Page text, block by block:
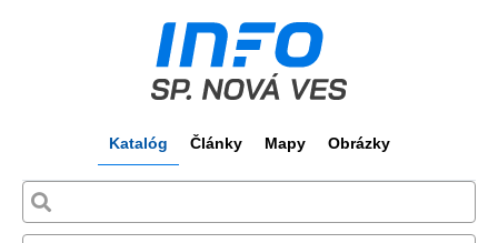
Katalóg Články Mapy Obrázky